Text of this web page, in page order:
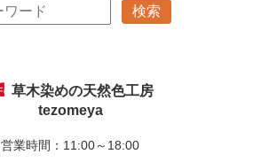
草木染めの天然色工房
tezomeya
営業時間：11:00～18:00